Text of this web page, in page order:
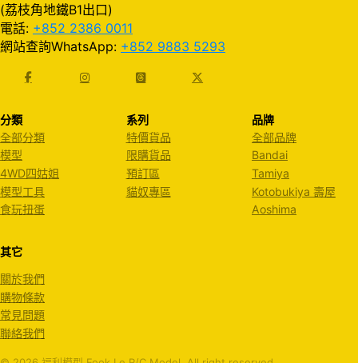
(荔枝角地鐵B1出口)
電話: +852 2386 0011
網站查詢WhatsApp: +852 9883 5293
分類
全部分類
模型
4WD四姑姐
模型工具
食玩扭蛋
系列
特價貨品
限購貨品
預訂區
貓奴專區
品牌
全部品牌
Bandai
Tamiya
Kotobukiya 壽屋
Aoshima
其它
關於我們
購物條款
常見問題
聯絡我們